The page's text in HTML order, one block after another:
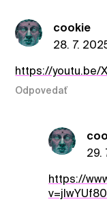
cookie
28. 7.
https://youtu.be/
Odpovedať
29.
https://